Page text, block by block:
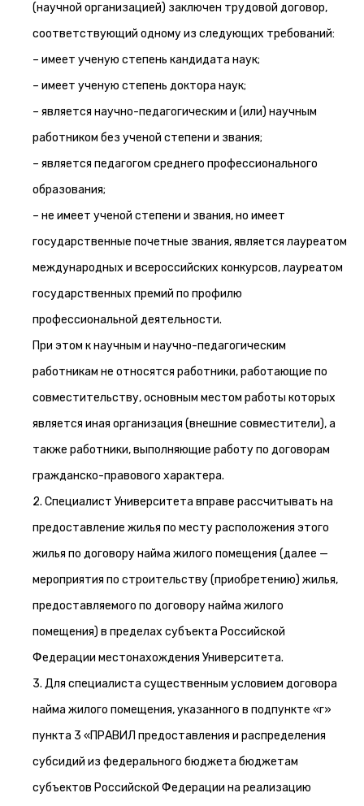
(научной организацией) заключен трудовой договор,
соответствующий одному из следующих требований:
– имеет ученую степень кандидата наук;
– имеет ученую степень доктора наук;
– является научно-педагогическим и (или) научным
работником без ученой степени и звания;
– является педагогом среднего профессионального
образования;
– не имеет ученой степени и звания, но имеет
государственные почетные звания, является лауреатом
международных и всероссийских конкурсов, лауреатом
государственных премий по профилю
профессиональной деятельности.
При этом к научным и научно-педагогическим
работникам не относятся работники, работающие по
совместительству, основным местом работы которых
является иная организация (внешние совместители), а
также работники, выполняющие работу по договорам
гражданско-правового характера.
2. Специалист Университета вправе рассчитывать на
предоставление жилья по месту расположения этого
жилья по договору найма жилого помещения (далее —
мероприятия по строительству (приобретению) жилья,
предоставляемого по договору найма жилого
помещения) в пределах субъекта Российской
Федерации местонахождения Университета.
3. Для специалиста существенным условием договора
найма жилого помещения, указанного в подпункте «г»
пункта 3 «ПРАВИЛ предоставления и распределения
субсидий из федерального бюджета бюджетам
субъектов Российской Федерации на реализацию